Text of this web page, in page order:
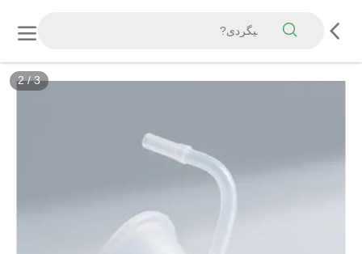
2/3